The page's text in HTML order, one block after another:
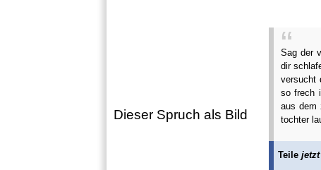
Dieser Spruch als Bild
Sag der
dir
versucht
so frech
aus dem
tochter
Teile jetzt